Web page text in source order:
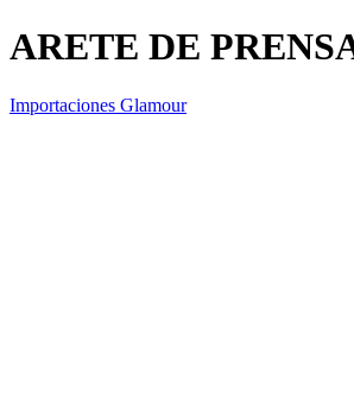
ARETE DE
Importaciones Glamour